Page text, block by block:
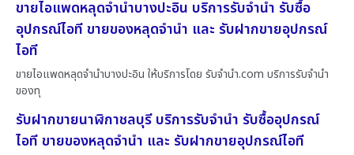
ขายไอแพดหลุดจำนำบางปะอิน บริการรับจำนำ รับซื้อ
อุปกรณ์ไอที ขายของหลุดจำนำ และ รับฝากขายอุปกรณ์
ไอที
ขายไอแพดหลุดจำนำบางปะอิน ให้บริการโดย รับจํานํา.com บริการรับจำนำ
ของทุ
รับฝากขายนาฬิกาชลบุรี บริการรับจำนำ รับซื้ออุปกรณ์
ไอที ขายของหลุดจำนำ และ รับฝากขายอุปกรณ์ไอที